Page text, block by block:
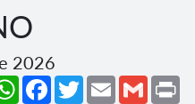
2026
WhatsApp
Facebook
TwitterEmailGmail